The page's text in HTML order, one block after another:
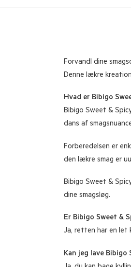
Forvandl dine
Denne lækre
Hvad er Bibigo
Bibigo Sweet &
dans af
Forberedelsen er
den lækre smag er
Bibigo Sweet &
dine smagsløg.
Er Bibigo Sweet &
Ja, retten har en let
Kan jeg lave Bibigo